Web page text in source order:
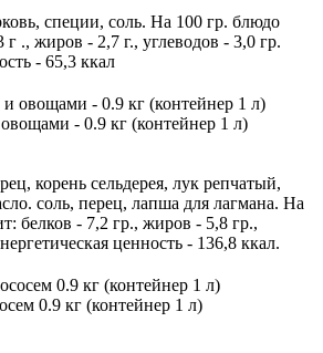
специи, соль. На 100 гр. блюдо
г ., жиров - 2,7 г., углеводов - 3,0 гр.
- 65,3 ккал
- 0.9 кг (контейнер 1 л)
корень сельдерея, лук репчатый,
соль, перец, лапша для лагмана. На
белков - 7,2 гр., жиров - 5,8 гр.,
ценность - 136,8 ккал.
0.9 кг (контейнер 1 л)